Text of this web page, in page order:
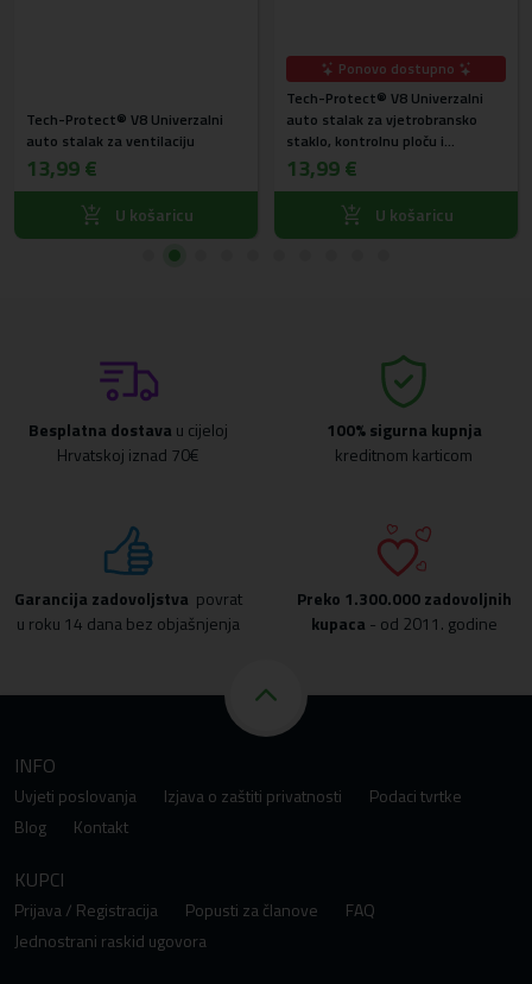
Tech-Protect® V8 Univerzalni
auto stalak za ventilaciju
13,99 €
U košaricu
Ponovo dostupno
Tech-Protect® V8 Univerzalni
auto stalak za vjetrobransko
staklo, kontrolnu ploču i
ventilaciju
13,99 €
U košaricu
Besplatna dostava u cijeloj
Hrvatskoj iznad 70€
100% sigurna kupnja
kreditnom karticom
Garancija zadovoljstva povrat
u roku 14 dana bez objašnjenja
Preko 1.300.000 zadovoljnih
kupaca - od 2011. godine
INFO
Uvjeti poslovanja Izjava o zaštiti privatnosti
Podaci tvrtke
Blog
Kontakt
KUPCI
Prijava / Registracija Popusti za članove
FAQ
Jednostrani raskid ugovora